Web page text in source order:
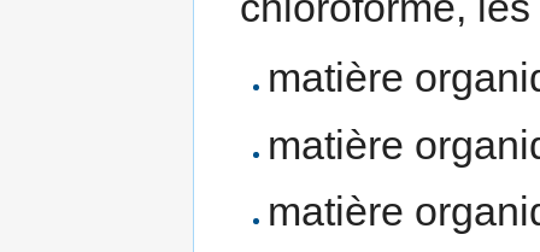
matière
matière
matière